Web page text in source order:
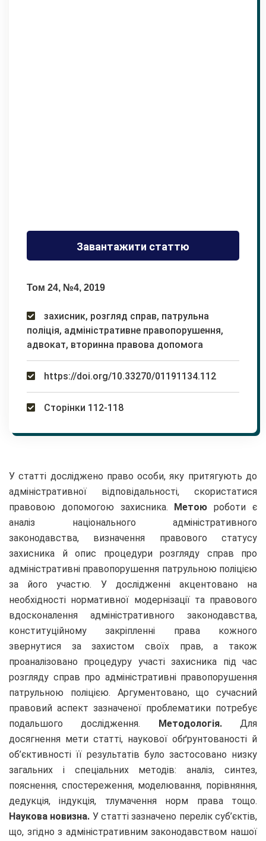
Завантажити статтю
Том 24, №4, 2019
захисник, розгляд справ, патрульна
поліція, адміністративне правопорушення,
адвокат, вторинна правова допомога
https://doi.org/10.33270/01191134.112
Сторінки 112-118
У статті досліджено право особи, яку притягують до
адміністративної відповідальності, скористатися
правовою допомогою захисника.
Метоюроботи є
аналіз національного адміністративного
законодавства, визначення правового статусу
захисника й опис процедури розгляду справ про
адміністративні правопорушення патрульною поліцією
за його участю. У дослідженні акцентовано на
необхідності нормативної модернізації та правового
вдосконалення адміністративного законодавства,
конституційному закріпленні права кожного
звернутися за захистом своїх прав, а також
проаналізовано процедуру участі захисника під час
розгляду справ про адміністративні правопорушення
патрульною поліцією. Аргументовано, що сучасний
правовий аспект зазначеної проблематики потребує
подальшого дослідження.
Методологія.Для
досягнення мети статті, наукової обґрунтованості й
об’єктивності її результатів було застосовано низку
загальних і спеціальних методів: аналіз, синтез,
пояснення, спостереження, моделювання, порівняння,
дедукція, індукція, тлумачення норм права тощо.
Наукова новизна. У статті зазначено перелік суб’єктів,
що, згідно з адміністративним законодавством нашої